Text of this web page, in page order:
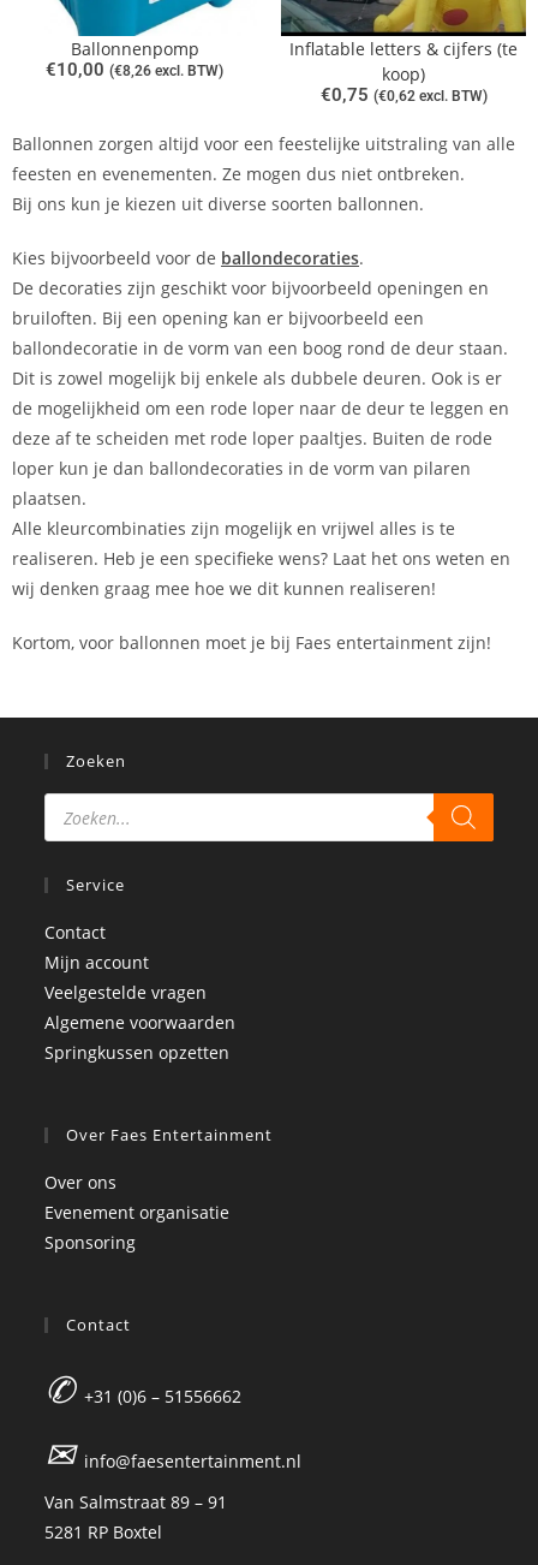
Ballonnenpomp
€10,00 (€8,26 excl. BTW)
Inflatable letters & cijfers (te
koop)
€0,75 (€0,62excl. BTW)
Ballonnen zorgen altijd voor een feestelijke uitstraling van alle
feesten en evenementen. Ze mogen dus niet ontbreken.
Bij ons kun je kiezen uit diverse soorten ballonnen.
Kies bijvoorbeeld voor de ballondecoraties.
De decoraties zijn geschikt voor bijvoorbeeld openingen en
bruiloften. Bij een opening kan er bijvoorbeeld een
ballondecoratie in de vorm van een boog rond de deur staan.
Dit is zowel mogelijk bij enkele als dubbele deuren. Ook is er
de mogelijkheid om een rode loper naar de deur te leggen en
deze af te scheiden met rode loper paaltjes. Buiten de rode
loper kun je dan ballondecoraties in de vorm van pilaren
plaatsen.
Alle kleurcombinaties zijn mogelijk en vrijwel alles is te
realiseren. Heb je een specifieke wens? Laat het ons weten en
wij denken graag mee hoe we dit kunnen realiseren!
Kortom, voor ballonnen moet je bij Faes entertainment zijn!
Zoeken
Service
Contact
Mijn account
Veelgestelde vragen
Algemene voorwaarden
Springkussen opzetten
Over Faes Entertainment
Over ons
Evenement organisatie
Sponsoring
Contact
✆+31 (0)6 – 51556662
✉ info@faesentertainment.nl
Van Salmstraat 89 – 91
5281 RP Boxtel